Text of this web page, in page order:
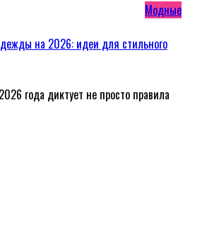
Модные
на 2026: идеи для стильного
года диктует не просто правила